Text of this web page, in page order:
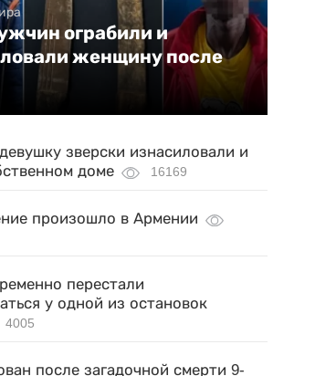
ограбили и
женщину после
зверски изнасиловали и
доме
16169
произошло в Армении
перестали
у одной из остановок
4005
после загадочной смерти 9-